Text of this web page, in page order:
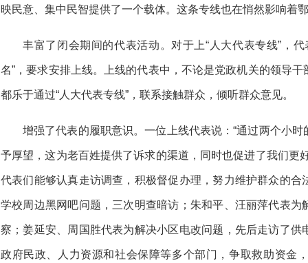
映民意、集中民智提供了一个载体。这条专线也在悄然影响着
丰富了闭会期间的代表活动。对于上“人大代表专线”，
名”，要求安排上线。上线的代表中，不论是党政机关的领导
都乐于通过“人大代表专线”，联系接触群众，倾听群众意见。
增强了代表的履职意识。一位上线代表说：“通过两个小
予厚望，这为老百姓提供了诉求的渠道，同时也促进了我们更
代表们能够认真走访调查，积极督促办理，努力维护群众的
学校周边黑网吧问题，三次明查暗访；朱和平、汪丽萍代表
察；姜延安、周国胜代表为解决小区电改问题，先后走访了
政府民政、人力资源和社会保障等多个部门，争取救助资金